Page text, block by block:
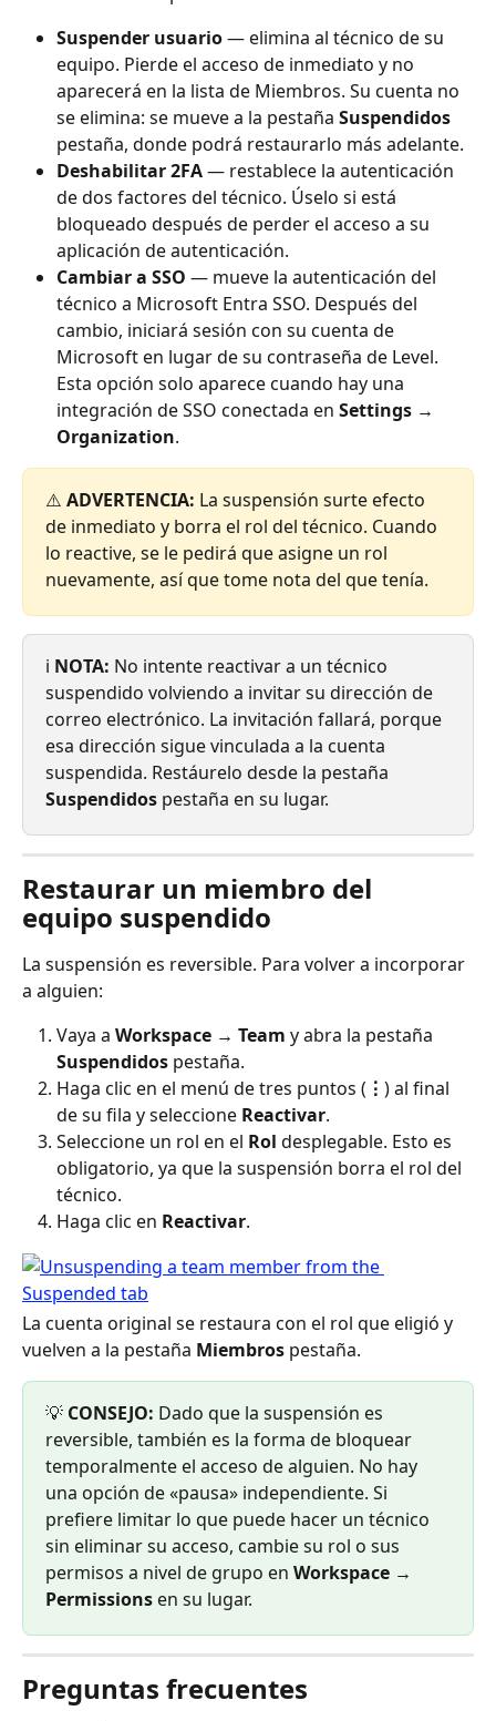
Suspender usuario — elimina al técnico de su
equipo. Pierde el acceso de inmediato y no
aparecerá en la lista de Miembros. Su cuenta no
se elimina: se mueve a la pestaña Suspendidos
pestaña, donde podrá restaurarlo más adelante.
Deshabilitar 2FA — restablece la autenticación
de dos factores del técnico. Úselo si está
bloqueado después de perder el acceso a su
aplicación de autenticación.
Cambiar a SSO — mueve la autenticación del
técnico a Microsoft Entra SSO. Después del
cambio, iniciará sesión con su cuenta de
Microsoft en lugar de su contraseña de Level.
Esta opción solo aparece cuando hay una
integración de SSO conectada en Settings →
Organization.
⚠️ ADVERTENCIA: La suspensión surte efecto
de inmediato y borra el rol del técnico. Cuando
lo reactive, se le pedirá que asigne un rol
nuevamente, así que tome nota del que tenía.
ℹ️ NOTA: No intente reactivar a un técnico
suspendido volviendo a invitar su dirección de
correo electrónico. La invitación fallará, porque
esa dirección sigue vinculada a la cuenta
suspendida. Restáurelo desde la pestaña
Suspendidos pestaña en su lugar.
Restaurar un miembro del
equipo suspendido
La suspensión es reversible. Para volver a incorporar
a alguien:
Vaya a Workspace → Team y abra la pestaña
Suspendidos pestaña.
Haga clic en el menú de tres puntos ( ⋮ ) al final
de su fila y seleccione Reactivar.
Seleccione un rol en el Rol desplegable. Esto es
obligatorio, ya que la suspensión borra el rol del
técnico.
Haga clic en Reactivar.
La cuenta original se restaura con el rol que eligió y
vuelven a la pestaña Miembros pestaña.
💡 CONSEJO: Dado que la suspensión es
reversible, también es la forma de bloquear
temporalmente el acceso de alguien. No hay
una opción de «pausa» independiente. Si
prefiere limitar lo que puede hacer un técnico
sin eliminar su acceso, cambie su rol o sus
permisos a nivel de grupo en Workspace →
Permissions en su lugar.
Preguntas frecuentes